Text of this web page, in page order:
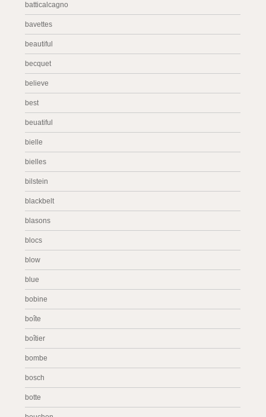
batticalcagno
bavettes
beautiful
becquet
believe
best
beuatiful
bielle
bielles
bilstein
blackbelt
blasons
blocs
blow
blue
bobine
boîte
boîtier
bombe
bosch
botte